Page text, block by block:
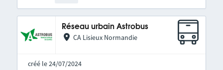
Réseau urbain Astrobus
CA Lisieux Normandie
créé le 24/07/2024